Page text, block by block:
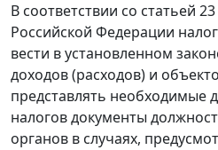
В соответствии со статьей 23
Российской Федерации
вести в установленном
доходов (расходов) и
представлять необходимые
налогов документы
органов в случаях,